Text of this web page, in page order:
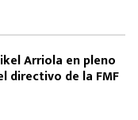
Arriola en pleno
directivo de la FMF